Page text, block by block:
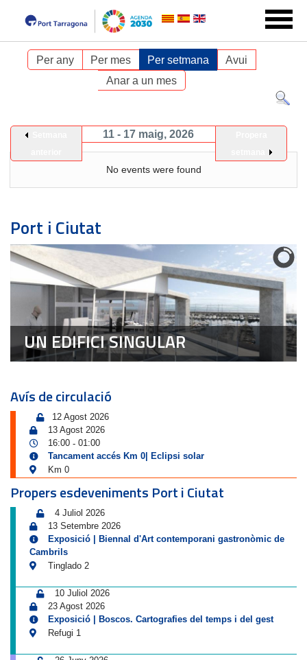
Per any Per mes Per setmana
Avui
Anar a un mes
11 - 17 maig, 2026
No events were found
Port i Ciutat
UN EDIFICI SINGULAR
Avís de circulació
12 Agost 2026
13 Agost 2026
16:00 - 01:00
Tancament accés Km 0| Eclipsi solar
Km 0
Propers esdeveniments Port i Ciutat
4 Juliol 2026
13 Setembre 2026
Exposició | Biennal d'Art contemporani gastronòmic de
Cambrils
Tinglado 2
10 Juliol 2026
23 Agost 2026
Exposició | Boscos. Cartografies del temps i del gest
Refugi 1